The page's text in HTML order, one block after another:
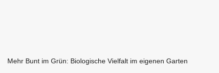
Mehr Bunt im Grün: Biologische Vielfalt im eigenen Garten